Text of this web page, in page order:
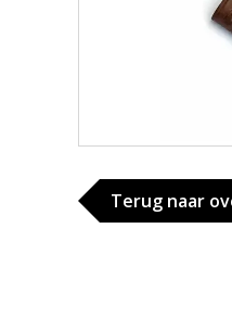
Terug naar